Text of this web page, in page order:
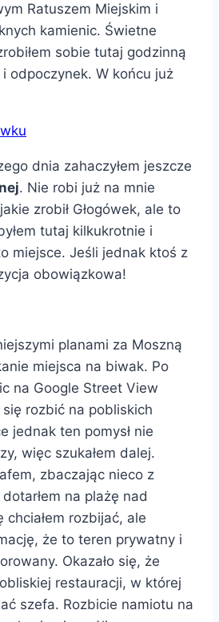
Ratuszem Miejskim i
kamienic. Świetne
sobie tutaj godzinną
odpoczynek. W końcu już
dnia zahaczyłem jeszcze
. Nie robi już na mnie
zrobił Głogówek, ale to
tutaj kilkukrotnie i
miejsce. Jeśli jednak ktoś z
obowiązkowa!
planami za Moszną
miejsca na biwak. Po
na Google Street View
się rozbić na pobliskich
jednak ten pomysł nie
więc szukałem dalej.
zbaczając nieco z
na plażę nad
chciałem rozbijać, ale
że to teren prywatny i
Okazało się, że
restauracji, w której
szefa. Rozbicie namiotu na